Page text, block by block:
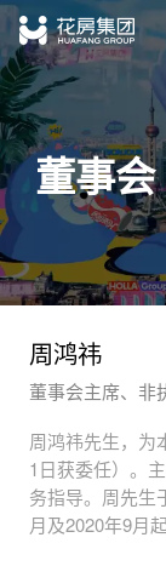
新闻中心
相关业务
加入我们
投资者关
繁
董事会
周鸿祎
董事会主席、非
周鸿祎先生，为
1日获委任）。
务指导。周先生
月及2020年9月